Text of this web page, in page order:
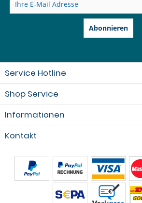
Abonnieren
Service Hotline
Shop Service
Informationen
Kontakt